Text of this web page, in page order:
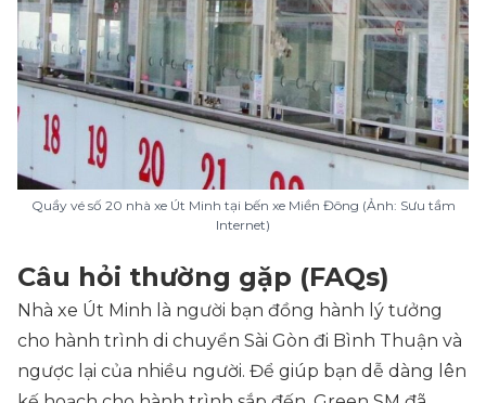
Quầy vé số 20 nhà xe Út Minh tại bến xe Miền Đông (Ảnh: Sưu tầm
Internet)
Câu hỏi thường gặp (FAQs)
Nhà xe Út Minh là người bạn đồng hành lý tưởng
cho hành trình di chuyển Sài Gòn đi Bình Thuận và
ngược lại của nhiều người. Để giúp bạn dễ dàng lên